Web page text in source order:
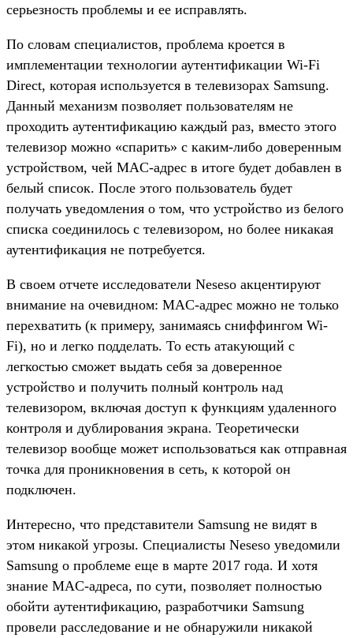
серьезность проблемы и ее исправлять.
По словам специалистов, проблема кроется в
имплементации технологии аутентификации Wi-Fi
Direct, которая используется в телевизорах Samsung.
Данный механизм позволяет пользователям не
проходить аутентификацию каждый раз, вместо этого
телевизор можно «спарить» с каким-либо доверенным
устройством, чей MAC-адрес в итоге будет добавлен в
белый список. После этого пользователь будет
получать уведомления о том, что устройство из белого
списка соединилось с телевизором, но более никакая
аутентификация не потребуется.
В своем отчете исследователи Neseso акцентируют
внимание на очевидном: MAC-адрес можно не только
перехватить (к примеру, занимаясь сниффингом Wi-
Fi), но и легко подделать. То есть атакующий с
легкостью сможет выдать себя за доверенное
устройство и получить полный контроль над
телевизором, включая доступ к функциям удаленного
контроля и дублирования экрана. Теоретически
телевизор вообще может использоваться как отправная
точка для проникновения в сеть, к которой он
подключен.
Интересно, что представители Samsung не видят в
этом никакой угрозы. Специалисты Neseso уведомили
Samsung о проблеме еще в марте 2017 года. И хотя
знание MAC-адреса, по сути, позволяет полностью
обойти аутентификацию, разработчики Samsung
провели расследование и не обнаружили никакой